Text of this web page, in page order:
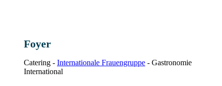
Foyer
Catering - Internationale Frauengruppe - Gastronomie
International